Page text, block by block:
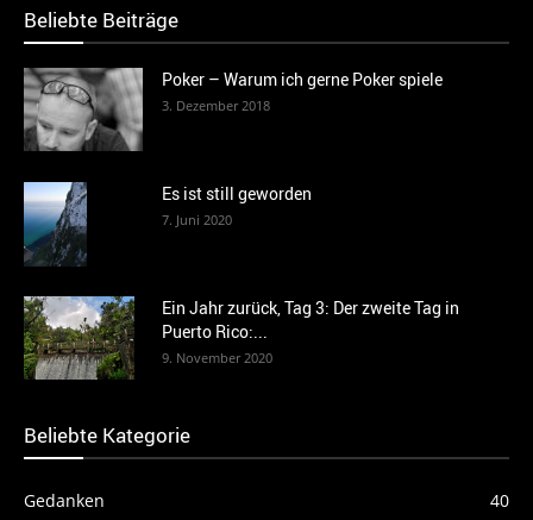
Beliebte Beiträge
Poker – Warum ich gerne Poker spiele
3. Dezember 2018
Es ist still geworden
7. Juni 2020
Ein Jahr zurück, Tag 3: Der zweite Tag in
Puerto Rico:...
9. November 2020
Beliebte Kategorie
Gedanken 40